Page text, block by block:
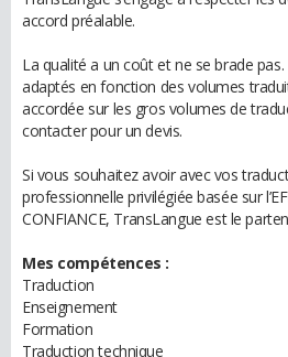
accord préalable.
La qualité a un coût et ne se brade
adaptés en fonction des volumes
accordée sur les gros volumes de
contacter pour un devis.
Si vous souhaitez avoir avec vos
professionnelle privilégiée basée sur
CONFIANCE, TransLangue est le
Mes compétences :
Traduction
Enseignement
Formation
Traduction technique